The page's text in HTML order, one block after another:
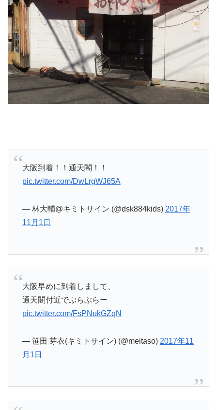
大阪到着！！通天閣！！
pic.twitter.com/DwLrgWJ65A
— 林大輔@キミトサイン (@dsk884kids) 2017年
11月1日
大阪早めに到着しまして、
通天閣付近でぶらぶらー
pic.twitter.com/FsPNukGZqN
— 笹田 芽衣(キミトサイン) (@meitaso) 2017年11
月1日